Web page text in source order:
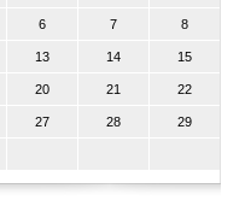
6 7 8
13 14 15
20 21 22
27 28 29